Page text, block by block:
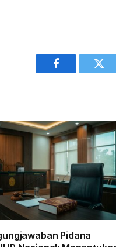
Facebook
Pidana